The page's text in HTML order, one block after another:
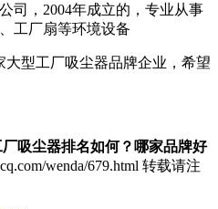
，2004年成立的，专业从事
工厂扇等环境设备
型工厂吸尘器品牌企业，希望
厂吸尘器排名如何？哪家品牌好
wenda/679.html 转载请注